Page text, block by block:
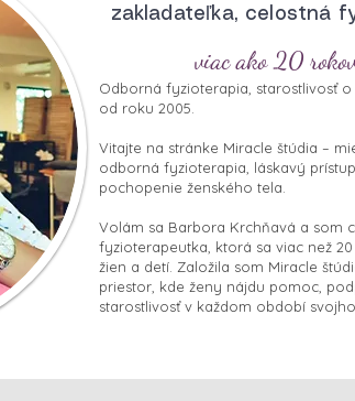
zakladateľka, celostná
viac ako 20
Odborná fyzioterapia, starostlivosť
od roku 2005.
Vitajte na stránke Miracle štúdia –
odborná fyzioterapia, láskavý
pochopenie ženského tela.
Volám sa Barbora Krchňavá a som
fyzioterapeutka, ktorá sa viac než
žien a detí. Založila som Miracle
priestor, kde ženy nájdu pomoc,
starostlivosť v každom období svojho